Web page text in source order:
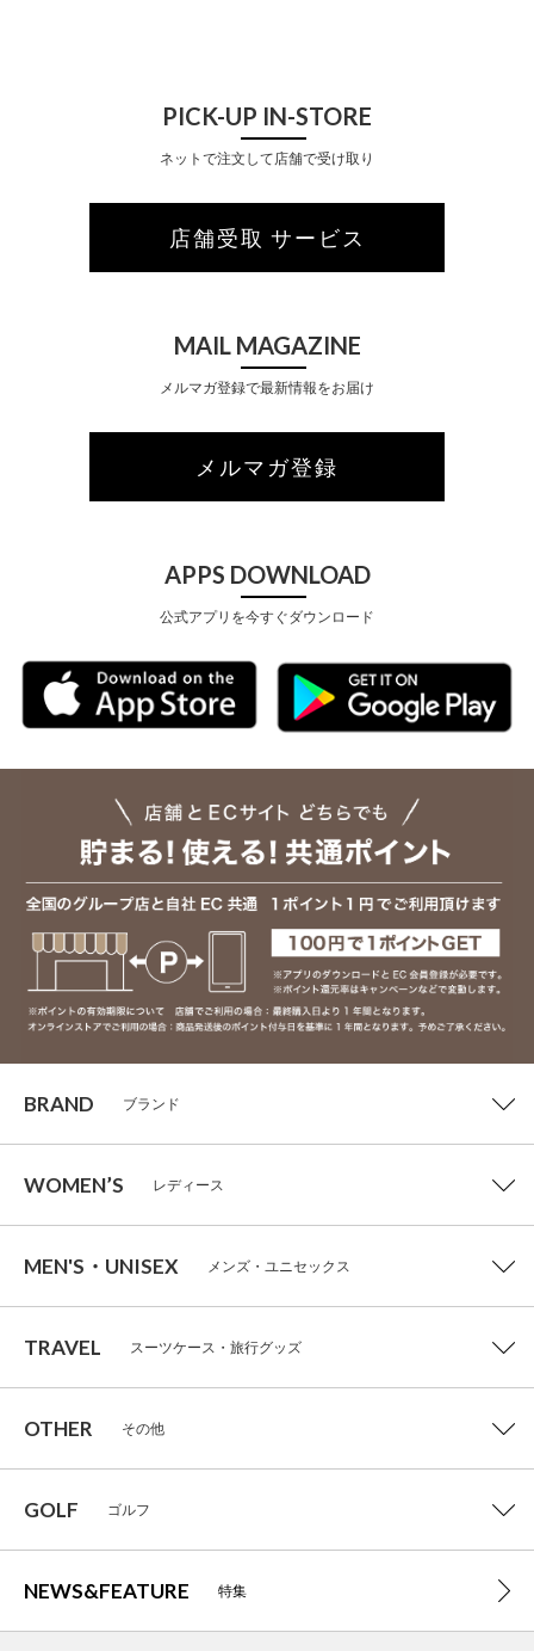
PICK-UP IN-STORE
ネットで注文して店舗で受け取り
店舗受取 サービス
MAIL MAGAZINE
メルマガ登録で最新情報をお届け
メルマガ登録
APPS DOWNLOAD
公式アプリを今すぐダウンロード
BRAND ブランド
WOMEN’S レディース
MEN'S・UNISEX メンズ・ユニセックス
TRAVEL スーツケース・旅行グッズ
OTHER その他
GOLF ゴルフ
NEWS&FEATURE 特集